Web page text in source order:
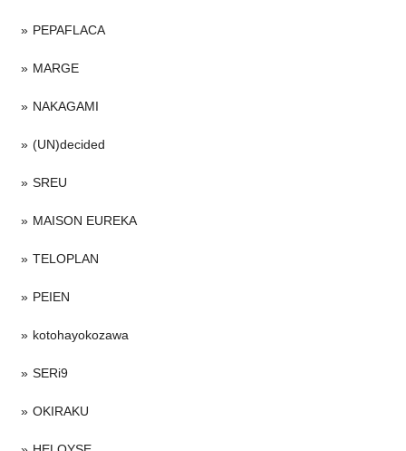
PEPAFLACA
MARGE
NAKAGAMI
(UN)decided
SREU
MAISON EUREKA
TELOPLAN
PEIEN
kotohayokozawa
SERi9
OKIRAKU